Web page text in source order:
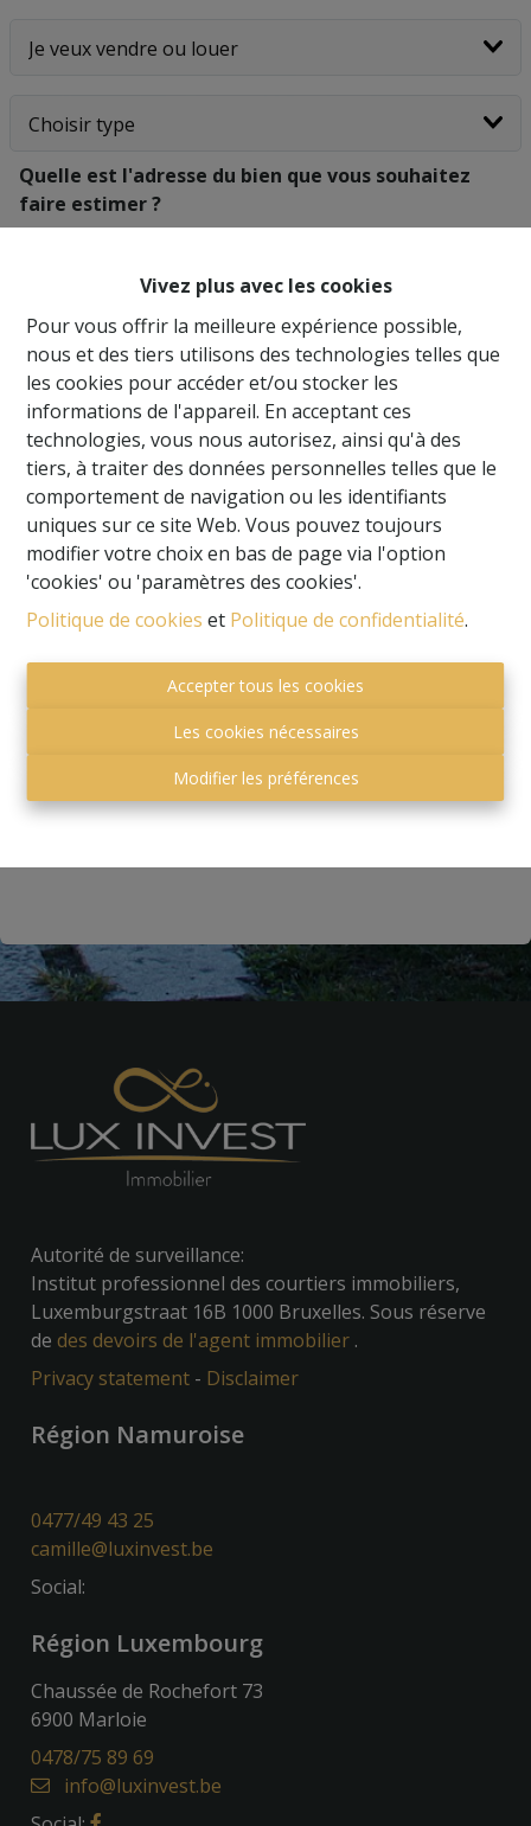
Vivez plus avec les cookies
Pour vous offrir la meilleure expérience possible,
nous et des tiers utilisons des technologies telles que
les cookies pour accéder et/ou stocker les
informations de l'appareil. En acceptant ces
technologies, vous nous autorisez, ainsi qu'à des
tiers, à traiter des données personnelles telles que le
comportement de navigation ou les identifiants
uniques sur ce site Web. Vous pouvez toujours
modifier votre choix en bas de page via l'option
'cookies' ou 'paramètres des cookies'.
Politique de cookies et Politique de confidentialité.
Accepter tous les cookies
Les cookies nécessaires
Modifier les préférences
Quelle est l'adresse du bien que vous souhaitez
faire estimer ?
Je souhaite être tenu informé des offres.
déclaration de confidentialité
Envoyer
Autorité de surveillance:
Institut professionnel des courtiers immobiliers,
Luxemburgstraat 16B 1000 Bruxelles. Sous réserve
de des devoirs de l'agent immobilier .
Privacy statement - Disclaimer
Région Namuroise
0477/49 43 25
camille@luxinvest.be
Social:
Région Luxembourg
Chaussée de Rochefort 73
6900 Marloie
0478/75 89 69
info@luxinvest.be